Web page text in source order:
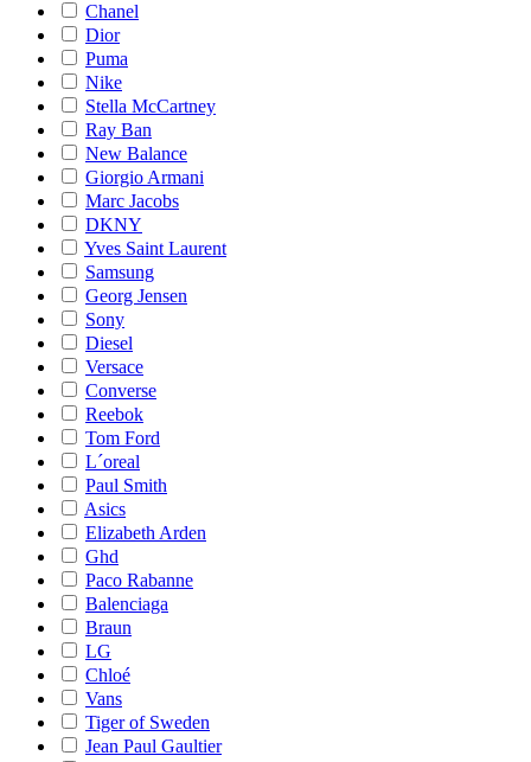
Chanel
Dior
Puma
Nike
Stella McCartney
Ray Ban
New Balance
Giorgio Armani
Marc Jacobs
DKNY
Yves Saint Laurent
Samsung
Georg Jensen
Sony
Diesel
Versace
Converse
Reebok
Tom Ford
L´oreal
Paul Smith
Asics
Elizabeth Arden
Ghd
Paco Rabanne
Balenciaga
Braun
LG
Chloé
Vans
Tiger of Sweden
Jean Paul Gaultier